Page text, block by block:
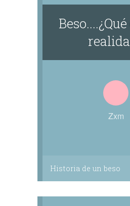
Zxm
Historia de un beso